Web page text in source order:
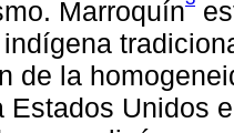
Marroquín
de la
Estados Unidos